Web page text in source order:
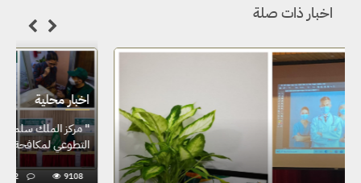
اخبار ذات صلة